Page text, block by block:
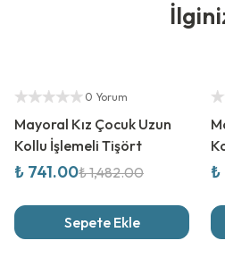
İlginizi
Yetkili Satıcı
0 Yorum
Mayoral Kız Çocuk Uzun
Kollu İşlemeli Tişört
₺ 741.00₺ 1,482.00
Sepete Ekle
₺